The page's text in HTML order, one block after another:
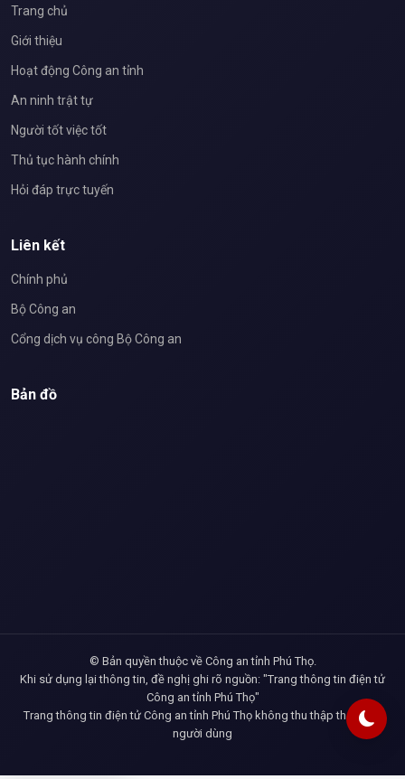
Trang chủ
Giới thiệu
Hoạt động Công an tỉnh
An ninh trật tự
Người tốt việc tốt
Thủ tục hành chính
Hỏi đáp trực tuyến
Liên kết
Chính phủ
Bộ Công an
Cổng dịch vụ công Bộ Công an
Bản đồ
© Bản quyền thuộc về Công an tỉnh Phú Thọ.
Khi sử dụng lại thông tin, đề nghị ghi rõ nguồn: "Trang thông tin điện tử
Công an tỉnh Phú Thọ"
Trang thông tin điện tử Công an tỉnh Phú Thọ không thu thập thông tin
người dùng